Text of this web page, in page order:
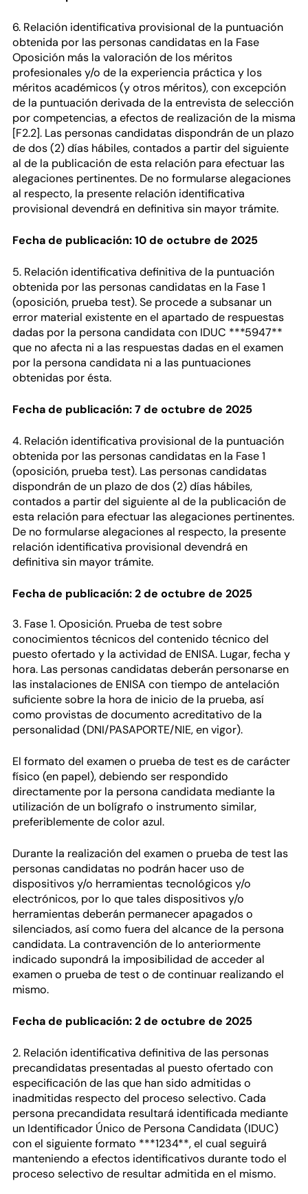
6. Relación identificativa provisional de la puntuación
obtenida por las personas candidatas en la Fase
Oposición más la valoración de los méritos
profesionales y/o de la experiencia práctica y los
méritos académicos (y otros méritos), con excepción
de la puntuación derivada de la entrevista de selección
por competencias, a efectos de realización de la misma
[F2.2]. Las personas candidatas dispondrán de un plazo
de dos (2) días hábiles, contados a partir del siguiente
al de la publicación de esta relación para efectuar las
alegaciones pertinentes. De no formularse alegaciones
al respecto, la presente relación identificativa
provisional devendrá en definitiva sin mayor trámite.
Fecha de publicación: 10 de octubre de 2025
5. Relación identificativa definitiva de la puntuación
obtenida por las personas candidatas en la Fase 1
(oposición, prueba test). Se procede a subsanar un
error material existente en el apartado de respuestas
dadas por la persona candidata con IDUC ***5947**
que no afecta ni a las respuestas dadas en el examen
por la persona candidata ni a las puntuaciones
obtenidas por ésta.
Fecha de publicación: 7 de octubre de 2025
4. Relación identificativa provisional de la puntuación
obtenida por las personas candidatas en la Fase 1
(oposición, prueba test). Las personas candidatas
dispondrán de un plazo de dos (2) días hábiles,
contados a partir del siguiente al de la publicación de
esta relación para efectuar las alegaciones pertinentes.
De no formularse alegaciones al respecto, la presente
relación identificativa provisional devendrá en
definitiva sin mayor trámite.
Fecha de publicación: 2 de octubre de 2025
3. Fase 1. Oposición. Prueba de test sobre
conocimientos técnicos del contenido técnico del
puesto ofertado y la actividad de ENISA. Lugar, fecha y
hora. Las personas candidatas deberán personarse en
las instalaciones de ENISA con tiempo de antelación
suficiente sobre la hora de inicio de la prueba, así
como provistas de documento acreditativo de la
personalidad (DNI/PASAPORTE/NIE, en vigor).
El formato del examen o prueba de test es de carácter
físico (en papel), debiendo ser respondido
directamente por la persona candidata mediante la
utilización de un bolígrafo o instrumento similar,
preferiblemente de color azul.
Durante la realización del examen o prueba de test las
personas candidatas no podrán hacer uso de
dispositivos y/o herramientas tecnológicos y/o
electrónicos, por lo que tales dispositivos y/o
herramientas deberán permanecer apagados o
silenciados, así como fuera del alcance de la persona
candidata. La contravención de lo anteriormente
indicado supondrá la imposibilidad de acceder al
examen o prueba de test o de continuar realizando el
mismo.
Fecha de publicación: 2 de octubre de 2025
2. Relación identificativa definitiva de las personas
precandidatas presentadas al puesto ofertado con
especificación de las que han sido admitidas o
inadmitidas respecto del proceso selectivo. Cada
persona precandidata resultará identificada mediante
un Identificador Único de Persona Candidata (IDUC)
con el siguiente formato ***1234**, el cual seguirá
manteniendo a efectos identificativos durante todo el
proceso selectivo de resultar admitida en el mismo.